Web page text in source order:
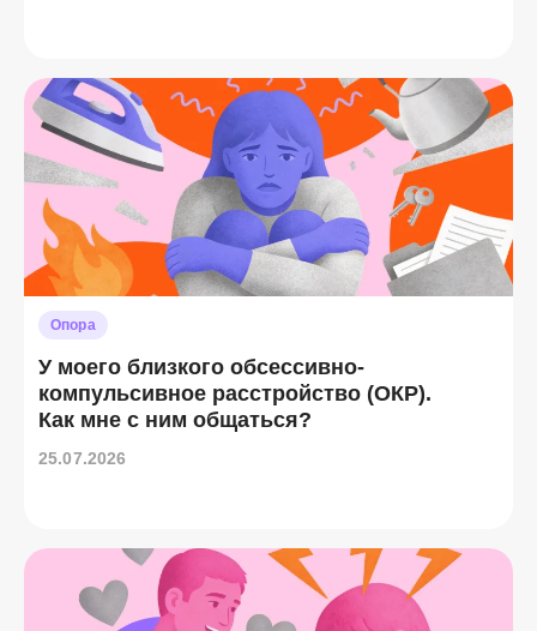
Опора
У моего близкого обсессивно-
компульсивное расстройство (ОКР).
Как мне с ним общаться?
25.07.2026